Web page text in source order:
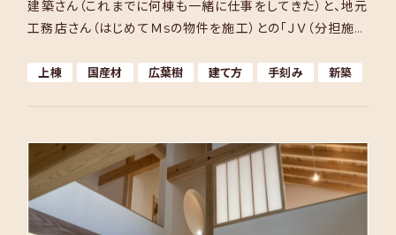
建築さん（これまでに何棟も一緒に仕事をしてきた）と、地元
工務店さん（はじめてＭsの物件を施工）との「ＪＶ（分担施工
上棟 国産材 広葉樹 建て方 手刻み 新築